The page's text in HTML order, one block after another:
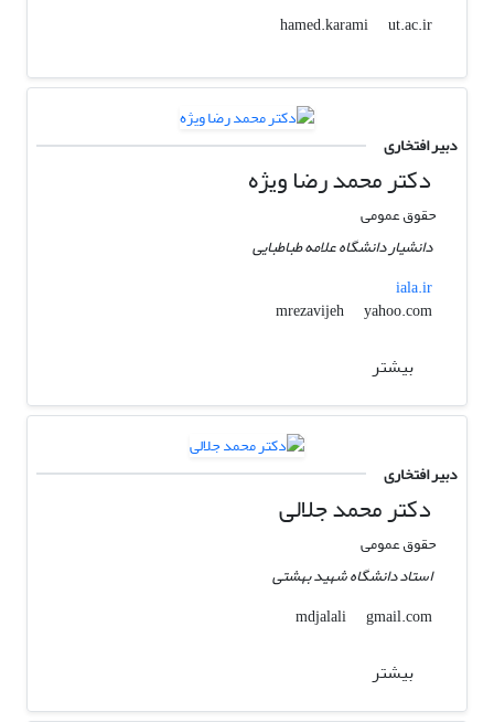
hamed.karami
ut.ac.ir
دبیر افتخاری
دکتر محمد رضا ویژه
حقوق عمومی
دانشیار دانشگاه علامه طباطبایی
iala.ir
mrezavijeh
yahoo.com
بیشتر
دبیر افتخاری
دکتر محمد جلالی
حقوق عمومی
استاد دانشگاه شهید بهشتی
mdjalali
gmail.com
بیشتر